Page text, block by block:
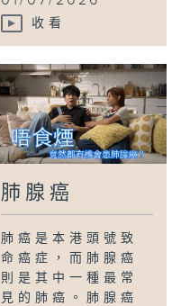
收看
肺腺癌
肺癌是本港頭號致
命癌症，而肺腺癌
則是其中一種最常
見的肺癌。肺腺癌